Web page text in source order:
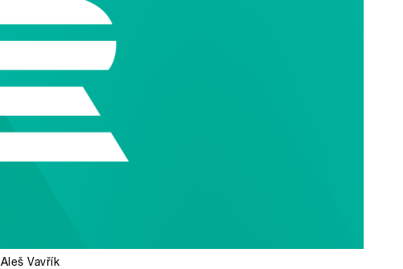
Aleš Vavřík